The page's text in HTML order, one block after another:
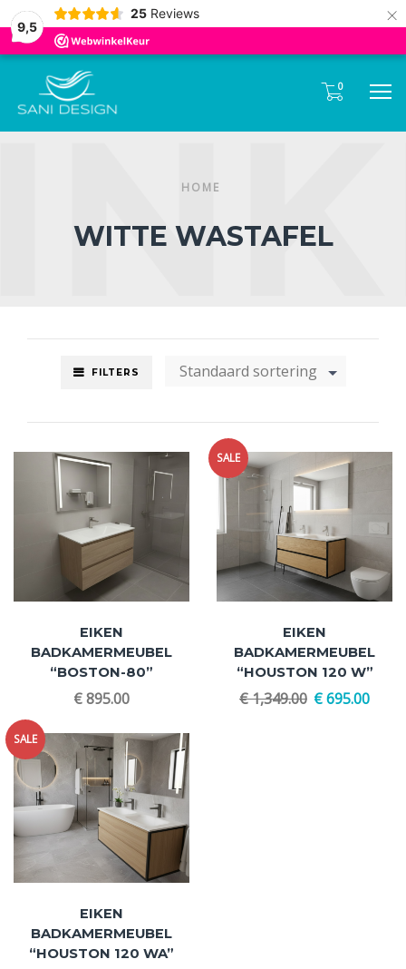
9,5
25 Reviews ×
085- 0600 330
0
HOME
WITTE WASTAFEL
FILTERS Standaard sortering
EIKEN
BADKAMERMEUBEL
“BOSTON-80”
€895.00
SALE
EIKEN
BADKAMERMEUBEL
“HOUSTON 120 W”
€1,349.00 €695.00
SALE
EIKEN
BADKAMERMEUBEL
“HOUSTON 120 WA”